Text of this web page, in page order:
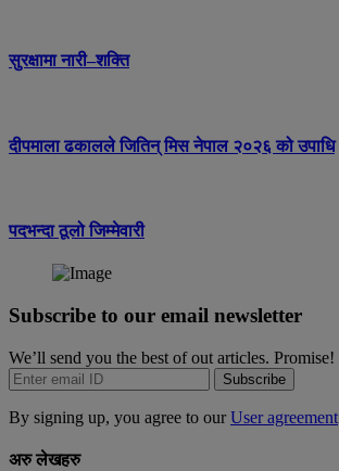
सुरक्षामा नारी–शक्ति
दीपमाला ढकालले जितिन् मिस नेपाल २०२६ को उपाधि
पदभन्दा ठूलो जिम्मेवारी
Subscribe to our email newsletter
We’ll send you the best of out articles. Promise!
Subscribe
By signing up, you agree to ourUser agreement
अरु लेखहरु